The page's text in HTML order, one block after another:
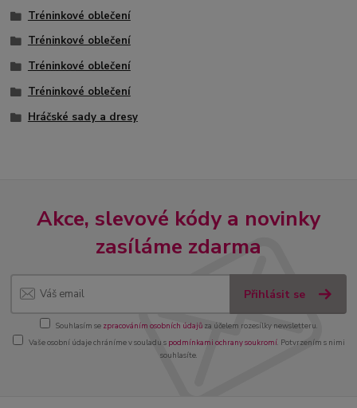
Tréninkové oblečení
Tréninkové oblečení
Tréninkové oblečení
Tréninkové oblečení
Hráčské sady a dresy
Akce, slevové kódy a novinky
zasíláme zdarma
Přihlásit se
Souhlasím se zpracováním osobních údajůza účelem rozesílky newsletteru.
Vaše osobní údaje chráníme v souladu s podmínkami ochrany soukromí. Potvrzením s nimi
souhlasíte.